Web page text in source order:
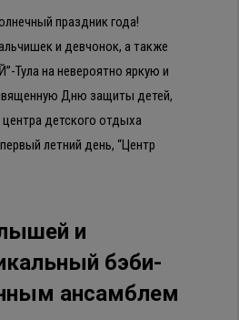
праздник года!
и девчонок, а также
Тула на невероятно яркую и
Дню защиты детей,
детского отдыха
летний день, “Центр
и
бэби-
ансамблем